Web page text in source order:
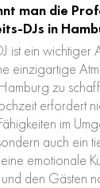
man die
DJs in
ist ein wichtiger
einzigartige
zu
erfordert
im
auch ein
emotionale
den Gästen